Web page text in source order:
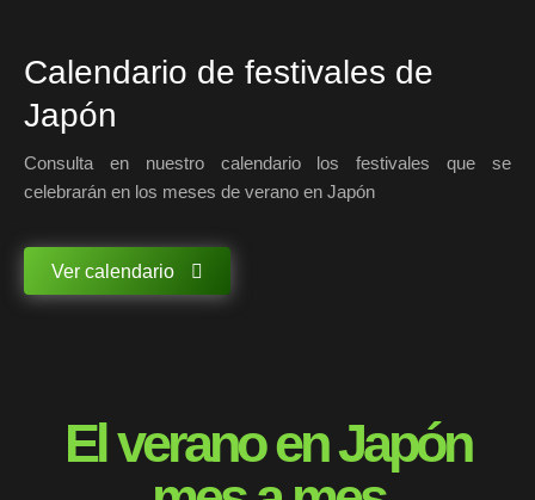
Calendario de festivales de
Japón
Consulta en nuestro calendario los festivales que se
celebrarán en los meses de verano en Japón
Ver calendario
El verano en Japón